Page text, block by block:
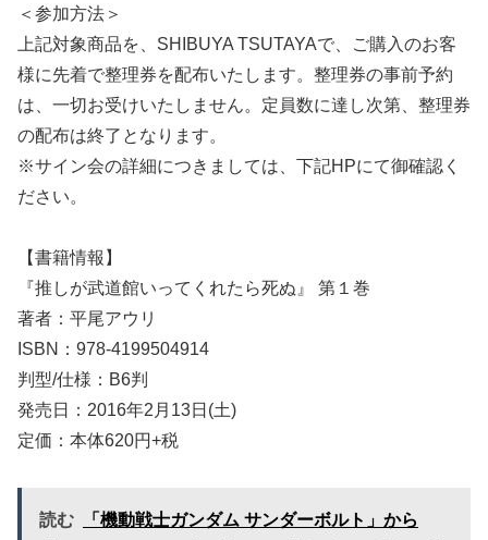
＜参加方法＞
上記対象商品を、SHIBUYA TSUTAYAで、ご購入のお客
様に先着で整理券を配布いたします。整理券の事前予約
は、一切お受けいたしません。定員数に達し次第、整理券
の配布は終了となります。
※サイン会の詳細につきましては、下記HPにて御確認く
ださい。
【書籍情報】
『推しが武道館いってくれたら死ぬ』 第１巻
著者：平尾アウリ
ISBN：978-4199504914
判型/仕様：B6判
発売日：2016年2月13日(土)
定価：本体620円+税
読む
「機動戦士ガンダム サンダーボルト」から